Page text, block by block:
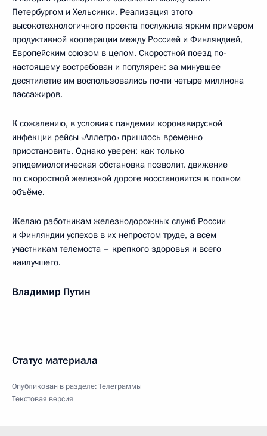
Петербургом и Хельсинки. Реализация этого
высокотехнологичного проекта послужила ярким примером
продуктивной кооперации между Россией и Финляндией,
Европейским союзом в целом. Скоростной поезд по-
настоящему востребован и популярен: за минувшее
десятилетие им воспользовались почти четыре миллиона
пассажиров.
К сожалению, в условиях пандемии коронавирусной
инфекции рейсы «Аллегро» пришлось временно
приостановить. Однако уверен: как только
эпидемиологическая обстановка позволит, движение
по скоростной железной дороге восстановится в полном
объёме.
Желаю работникам железнодорожных служб России
и Финляндии успехов в их непростом труде, а всем
участникам телемоста – крепкого здоровья и всего
наилучшего.
Владимир Путин
Статус материала
Опубликован в разделе:Телеграммы
Текстовая версия